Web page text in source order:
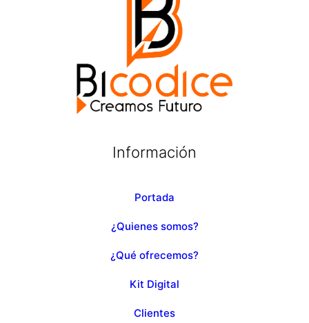
Información
Portada
¿Quienes somos?
¿Qué ofrecemos?
Kit Digital
Clientes